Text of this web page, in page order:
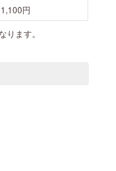
1,100円
ます。